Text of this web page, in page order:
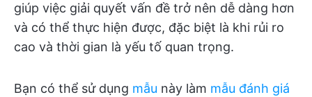
giúp việc giải quyết vấn đề trở nên dễ dàng hơn
và có thể thực hiện được, đặc biệt là khi rủi ro
cao và thời gian là yếu tố quan trọng.
Bạn có thể sử dụng mẫu này làm mẫu đánh giá